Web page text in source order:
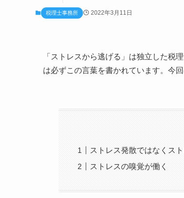
税理士事務所 2022年3月11日
「ストレスから逃げる」は独立した税
は必ずこの言葉を書かれています。今
ストレス発散ではなくス
ストレスの嗅覚が働く